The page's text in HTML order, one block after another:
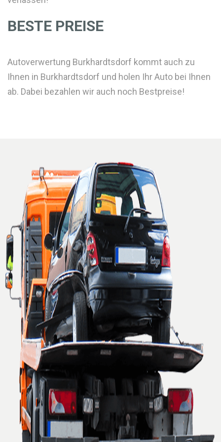
BESTE PREISE
Autoverwertung Burkhardtsdorf kommt auch zu
Ihnen in Burkhardtsdorf und holen Ihr Auto bei Ihnen
ab. Dabei bezahlen wir auch noch Bestpreise!